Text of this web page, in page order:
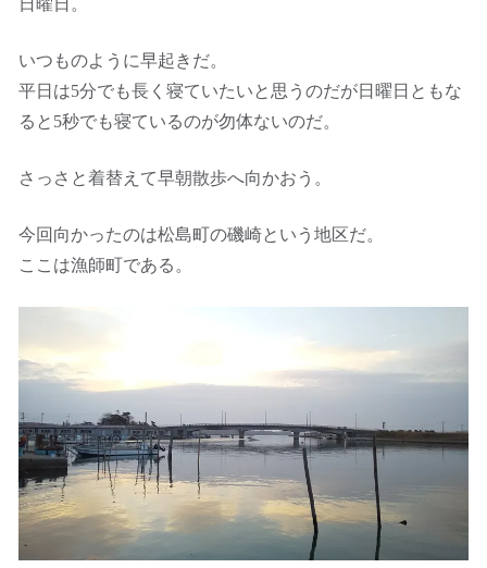
日曜日。
いつものように早起きだ。
平日は5分でも長く寝ていたいと思うのだが日曜日ともな
ると5秒でも寝ているのが勿体ないのだ。
さっさと着替えて早朝散歩へ向かおう。
今回向かったのは松島町の磯崎という地区だ。
ここは漁師町である。